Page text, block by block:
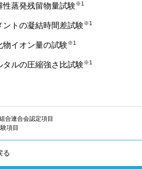
性蒸発残留物量試験※1
ントの凝結時間差試験※1
物イオン量の試験※1
タルの圧縮強さ比試験※1
合連合会認定項目
項目
る